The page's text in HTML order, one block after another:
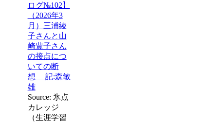
ログ№102】
（2026年3
月）三浦綾
子さんと山
崎豊子さん
の接点につ
いての断
想 記:森敏
雄
Source: 氷点
カレッジ
（生涯学習